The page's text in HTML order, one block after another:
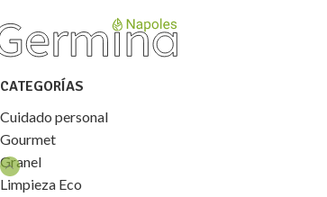
CATEGORÍAS
Cuidado personal
Gourmet
Granel
Limpieza Eco